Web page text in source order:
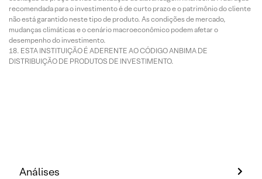
recomendada para o investimento é de curto prazo e o patrimônio do cliente
não está garantido neste tipo de produto. As condições de mercado,
mudanças climáticas e o cenário macroeconômico podem afetar o
desempenho do investimento.
ESTA INSTITUIÇÃO É ADERENTE AO CÓDIGO ANBIMA DE
DISTRIBUIÇÃO DE PRODUTOS DE INVESTIMENTO.
Análises